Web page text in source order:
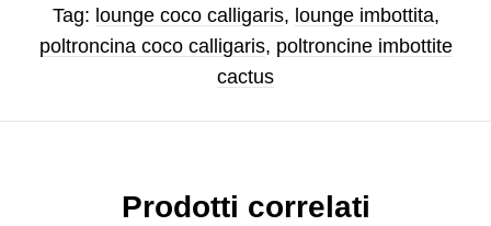
Tag: lounge coco calligaris, lounge imbottita,
poltroncina coco calligaris, poltroncine imbottite
cactus
Prodotti correlati